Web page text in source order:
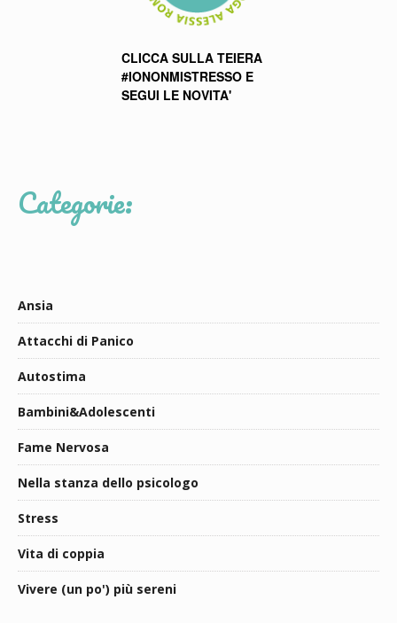
CLICCA SULLA TEIERA
#IONONMISTRESSO E
SEGUI LE NOVITA'
Categorie:
Ansia
Attacchi di Panico
Autostima
Bambini&Adolescenti
Fame Nervosa
Nella stanza dello psicologo
Stress
Vita di coppia
Vivere (un po') più sereni